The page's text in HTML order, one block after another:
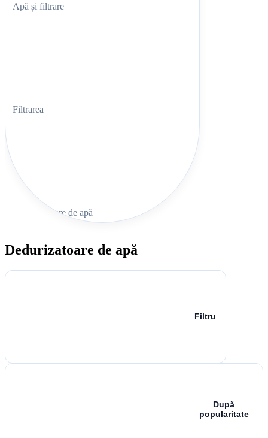
Apă și filtrare
Filtrarea
Dedurizatoare de apă
Dedurizatoare de apă
Filtru
După
popularitate